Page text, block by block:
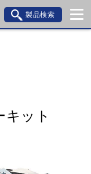
製品検索
キット